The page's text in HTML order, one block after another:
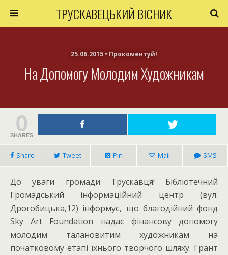
ТРУСКАВЕЦЬКИЙ ВІСНИК
25.06.2015 • Прокоментуй!
На Допомогу Молодим Художникам
0
SHARES
Share Tweet Pin Mail SMS
До уваги громади Трускавця! Бібліотечний
Громадський інформаційний центр (вул.
Дрогобицька,12) інформує, що благодійний фонд
Sky Art Foundation надає фінансову допомогу
молодим талановитим художникам на
початковому етапі їхнього творчого шляху. Грант